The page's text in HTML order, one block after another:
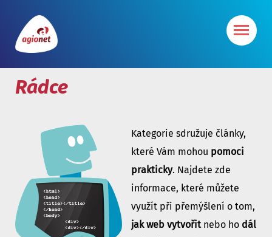
Rádce
Kategorie sdružuje články,
které Vám mohou pomoci
prakticky. Najdete zde
informace, které můžete
využít při přemýšlení o tom,
jak web vytvořitnebo ho dál